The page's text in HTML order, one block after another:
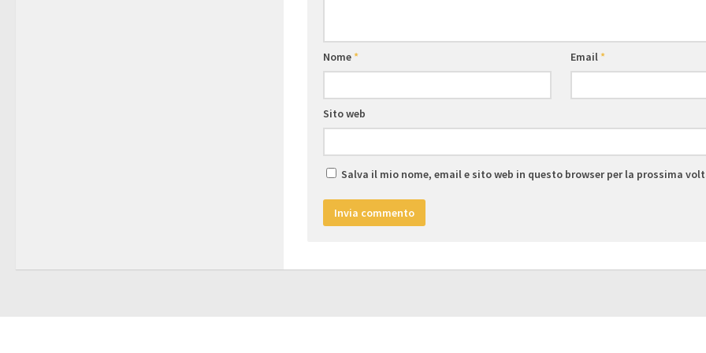
Nome* Email*
Sito web
Salva il mio nome, email e sito web in questo browser per la prossima